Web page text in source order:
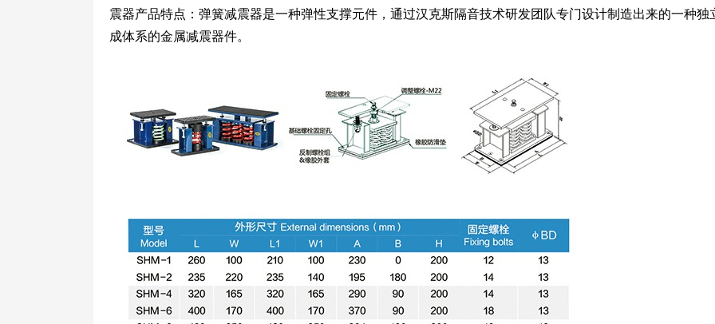
震器产品特点：弹簧减震器是一种弹性支撑元件，通过汉克斯隔音技术研发团队专门设计制造出来的一种独
成体系的金属减震器件。